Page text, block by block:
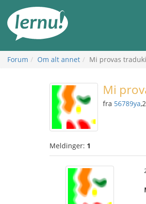
innholdet
Forum Om alt annet Mi provas
Mi
fra 56789ya
Meldinger: 1